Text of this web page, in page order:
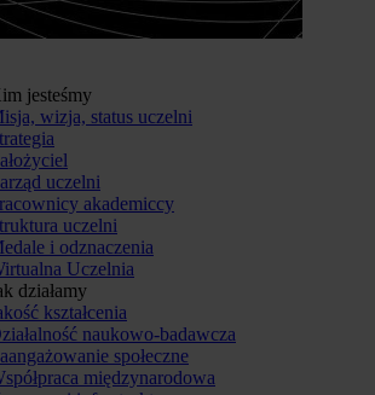
jesteśmy
wizja, status uczelni
uczelni
akademiccy
uczelni
i odznaczenia
Uczelnia
działamy
kształcenia
naukowo-badawcza
społeczne
międzynarodowa